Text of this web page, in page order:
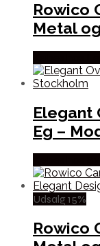
Rowico
Metal
Elegant
Eg –
Udsalg 15%
Rowico